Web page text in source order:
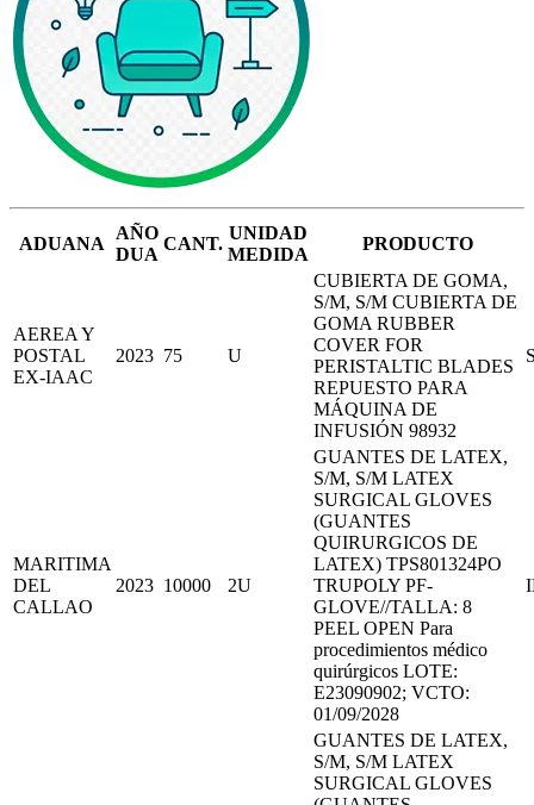
ADUANA
AÑO
DUA
CANT.
UNIDAD
MEDIDA
PRODUCTO
AEREA Y
POSTAL
EX-IAAC
2023 75 U
CUBIERTA DE GOMA,
S/M, S/M CUBIERTA DE
GOMA RUBBER
COVER FOR
PERISTALTIC BLADES
REPUESTO PARA
MÁQUINA DE
INFUSIÓN 98932
MARITIMA
DEL
CALLAO
2023 10000 2U
GUANTES DE LATEX,
S/M, S/M LATEX
SURGICAL GLOVES
(GUANTES
QUIRURGICOS DE
LATEX) TPS801324PO
TRUPOLY PF-
GLOVE//TALLA: 8
PEEL OPEN Para
procedimientos médico
quirúrgicos LOTE:
E23090902; VCTO:
01/09/2028
GUANTES DE LATEX,
S/M, S/M LATEX
SURGICAL GLOVES